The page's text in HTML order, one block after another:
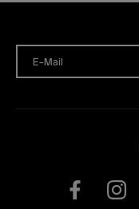
E-Mail